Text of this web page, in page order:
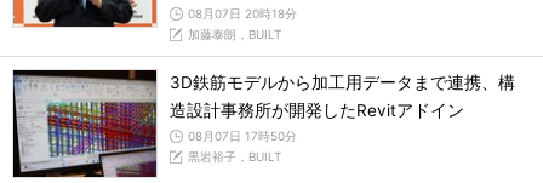
08月07日 20時18分
加藤泰朗，BUILT
3D鉄筋モデルから加工用データまで連携、構
造設計事務所が開発したRevitアドイン
08月07日 17時50分
黒岩裕子，BUILT